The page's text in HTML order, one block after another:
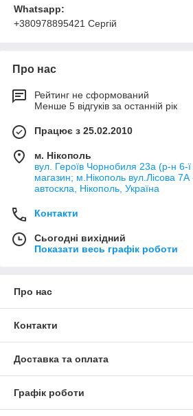
Whatsapp:
+380978895421 Сергій
Про нас
Рейтинг не сформований
Менше 5 відгуків за останній рік
Працює з 25.02.2010
м. Нікополь
вул. Героїв Чорнобиля 23а (р-н 6-
магазин; м.Нікополь вул.Лісова
автоскла, Нікополь, Україна
Контакти
Сьогодні вихідний
Показати весь графік роботи
Про нас
Контакти
Доставка та оплата
Графік роботи